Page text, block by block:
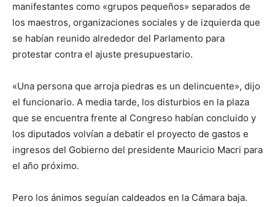
manifestantes como «grupos pequeños» separados de
los maestros, organizaciones sociales y de izquierda que
se habían reunido alrededor del Parlamento para
protestar contra el ajuste presupuestario.
«Una persona que arroja piedras es un delincuente», dijo
el funcionario. A media tarde, los disturbios en la plaza
que se encuentra frente al Congreso habían concluido y
los diputados volvían a debatir el proyecto de gastos e
ingresos del Gobierno del presidente Mauricio Macri para
el año próximo.
Pero los ánimos seguían caldeados en la Cámara baja.